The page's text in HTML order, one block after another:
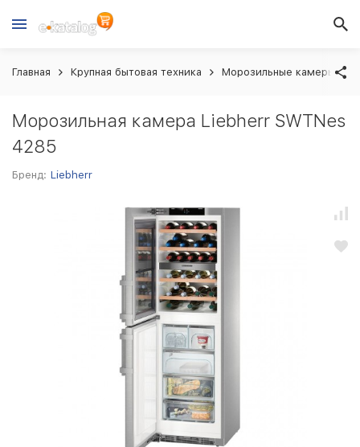
Главная Крупная бытовая техника Морозильные камеры
Морозильная камера Liebherr SWTNes
4285
Бренд: Liebherr